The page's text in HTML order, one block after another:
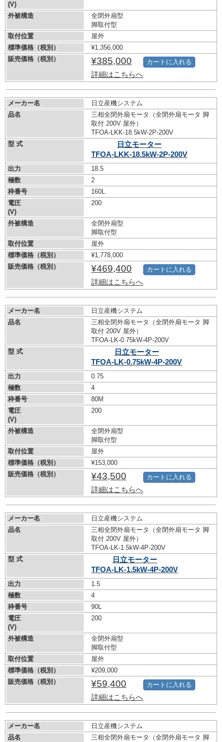
(V)
外被構造
全閉外扇型
脚取付型
取付位置
屋外
標準価格（税別）
¥1,356,000
販売価格（税別）
¥385,000
詳細はこちらへ
カートに入れる
メーカー名
日立産機システム
品名
三相全閉外扇モータ（全閉外扇モータ 脚
取付 200V 屋外）
TFOA-LKK-18.5kW-2P-200V
型 式
日立モーター
TFOA-LKK-18.5kW-2P-200V
出力
18.5
極数
2
枠番号
160L
電圧
(V)
200
外被構造
全閉外扇型
脚取付型
取付位置
屋外
標準価格（税別）
¥1,778,000
販売価格（税別）
¥469,400
詳細はこちらへ
カートに入れる
メーカー名
日立産機システム
品名
三相全閉外扇モータ（全閉外扇モータ 脚
取付 200V 屋外）
TFOA-LK-0.75kW-4P-200V
型 式
日立モーター
TFOA-LK-0.75kW-4P-200V
出力
0.75
極数
4
枠番号
80M
電圧
(V)
200
外被構造
全閉外扇型
脚取付型
取付位置
屋外
標準価格（税別）
¥153,000
販売価格（税別）
¥43,500
詳細はこちらへ
カートに入れる
メーカー名
日立産機システム
品名
三相全閉外扇モータ（全閉外扇モータ 脚
取付 200V 屋外）
TFOA-LK-1.5kW-4P-200V
型 式
日立モーター
TFOA-LK-1.5kW-4P-200V
出力
1.5
極数
4
枠番号
90L
電圧
(V)
200
外被構造
全閉外扇型
脚取付型
取付位置
屋外
標準価格（税別）
¥209,000
販売価格（税別）
¥59,400
詳細はこちらへ
カートに入れる
メーカー名
日立産機システム
品名
三相全閉外扇モータ（全閉外扇モータ 脚